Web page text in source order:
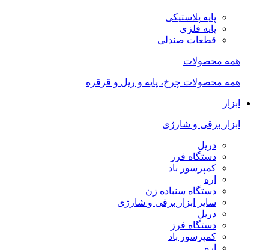
پایه پلاستیکی
پایه فلزی
قطعات صندلی
همه محصولات
همه محصولات چرخ، پایه و ریل و قرقره
ابزار
ابزار برقی و شارژی
دریل
دستگاه فرز
کمپرسور باد
اره
دستگاه سنباده زن
سایر ابزار برقی و شارژی
دریل
دستگاه فرز
کمپرسور باد
اره